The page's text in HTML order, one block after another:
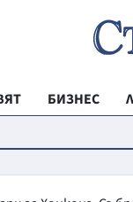
БИЗНЕС